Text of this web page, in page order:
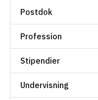
Postdok
Profession
Stipendier
Undervisning